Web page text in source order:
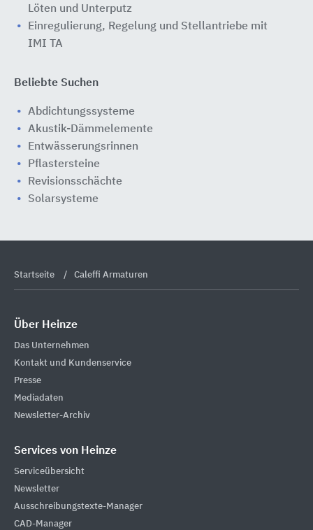
Löten und Unterputz
Einregulierung, Regelung und Stellantriebe mit
IMI TA
Beliebte Suchen
Abdichtungssysteme
Akustik-Dämmelemente
Entwässerungsrinnen
Pflastersteine
Revisionsschächte
Solarsysteme
Startseite Caleffi Armaturen
Über Heinze
Das Unternehmen
Kontakt und Kundenservice
Presse
Mediadaten
Newsletter-Archiv
Services von Heinze
Serviceübersicht
Newsletter
Ausschreibungstexte-Manager
CAD-Manager